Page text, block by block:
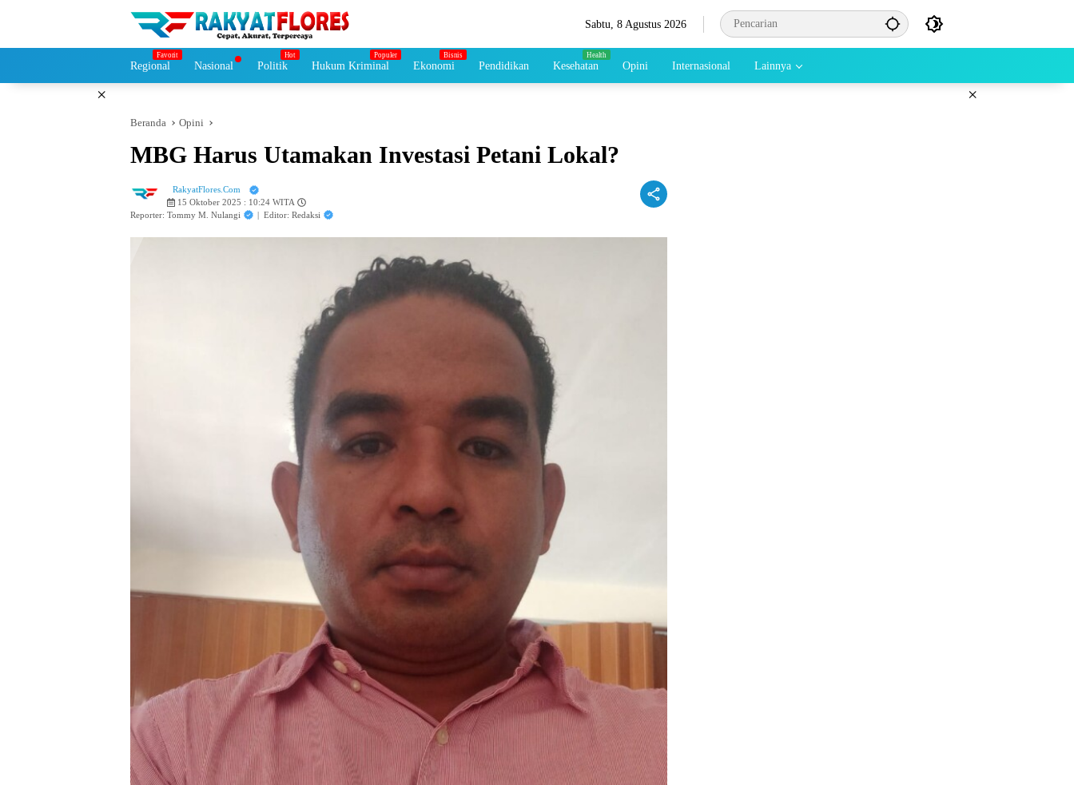
Sabtu, 8 Agustus 2026
Regional Nasional Politik Hukum Kriminal Ekonomi Pendidikan Kesehatan Opini Internasional Lainnya
× ×
Beranda Opini
MBG Harus Utamakan Investasi Petani Lokal?
RakyatFlores.Com
15 Oktober 2025 : 10:24 WITA
Reporter: Tommy M. Nulangi
| Editor: Redaksi